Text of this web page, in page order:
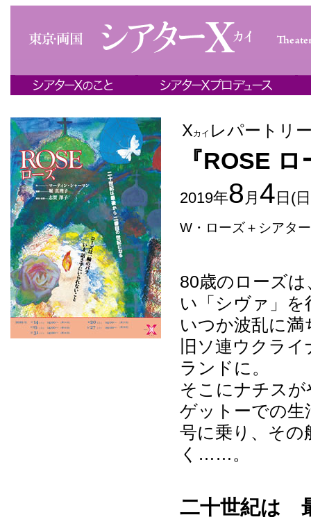
Χカイ レパートリ
『ROSE
2019年8 月 4日(
W・ローズ＋シアタ
80歳のローズ
い「シヴァ」を
いつか波乱に
旧ソ連ウクラ
ランドに。
そこにナチス
ゲットーでの生
号に乗り、その
く……。
二十世紀は